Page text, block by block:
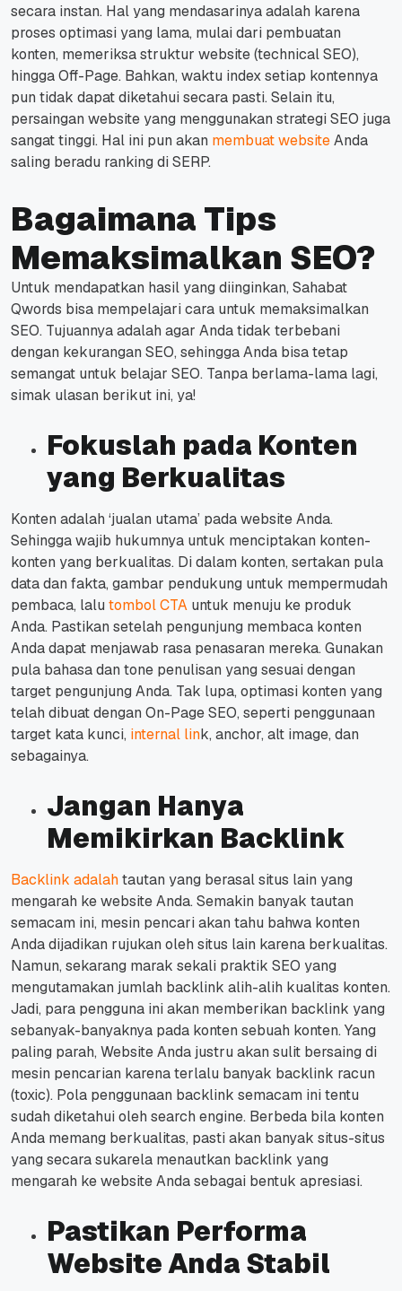
secara instan. Hal yang mendasarinya adalah karena
proses optimasi yang lama, mulai dari pembuatan
konten, memeriksa struktur website (technical SEO),
hingga Off-Page. Bahkan, waktu index setiap kontennya
pun tidak dapat diketahui secara pasti. Selain itu,
persaingan website yang menggunakan strategi SEO juga
sangat tinggi. Hal ini pun akan membuat websiteAnda
saling beradu ranking di SERP.
Bagaimana Tips
Memaksimalkan SEO?
Untuk mendapatkan hasil yang diinginkan, Sahabat
Qwords bisa mempelajari cara untuk memaksimalkan
SEO. Tujuannya adalah agar Anda tidak terbebani
dengan kekurangan SEO, sehingga Anda bisa tetap
semangat untuk belajar SEO. Tanpa berlama-lama lagi,
simak ulasan berikut ini, ya!
Fokuslah pada Konten
yang Berkualitas
Konten adalah ‘jualan utama’ pada website Anda.
Sehingga wajib hukumnya untuk menciptakan konten-
konten yang berkualitas. Di dalam konten, sertakan pula
data dan fakta, gambar pendukung untuk mempermudah
pembaca, lalu tombol CTA untuk menuju ke produk
Anda. Pastikan setelah pengunjung membaca konten
Anda dapat menjawab rasa penasaran mereka. Gunakan
pula bahasa dan tone penulisan yang sesuai dengan
target pengunjung Anda. Tak lupa, optimasi konten yang
telah dibuat dengan On-Page SEO, seperti penggunaan
target kata kunci, internal link, anchor, alt image, dan
sebagainya.
Jangan Hanya
Memikirkan Backlink
Backlink adalahtautan yang berasal situs lain yang
mengarah ke website Anda. Semakin banyak tautan
semacam ini, mesin pencari akan tahu bahwa konten
Anda dijadikan rujukan oleh situs lain karena berkualitas.
Namun, sekarang marak sekali praktik SEO yang
mengutamakan jumlah backlink alih-alih kualitas konten.
Jadi, para pengguna ini akan memberikan backlink yang
sebanyak-banyaknya pada konten sebuah konten. Yang
paling parah, Website Anda justru akan sulit bersaing di
mesin pencarian karena terlalu banyak backlink racun
(toxic). Pola penggunaan backlink semacam ini tentu
sudah diketahui oleh search engine. Berbeda bila konten
Anda memang berkualitas, pasti akan banyak situs-situs
yang secara sukarela menautkan backlink yang
mengarah ke website Anda sebagai bentuk apresiasi.
Pastikan Performa
Website Anda Stabil